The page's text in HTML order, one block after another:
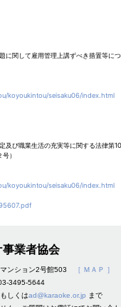
に関して雇用管理上講ずべき措置等につ
koyoukintou/seisaku06/index.html
及び職業生活の充実等に関する法律第10
）
koyoukintou/seisaku06/index.html
業者協会
ンション2号館503
［ ＭＡＰ ］
3495-5644
もしくはad@karaoke.or.jp まで